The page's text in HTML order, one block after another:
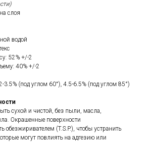
слоя
водой
52% +/-2
40% +/-2
3.5% (под углом 60°), 4.5-6.5% (под углом 85°)
сухой и чистой, без пыли, масла,
Окрашенные поверхности
обезжиривателем (T.S.P.), чтобы устранить
могут повлиять на адгезию или